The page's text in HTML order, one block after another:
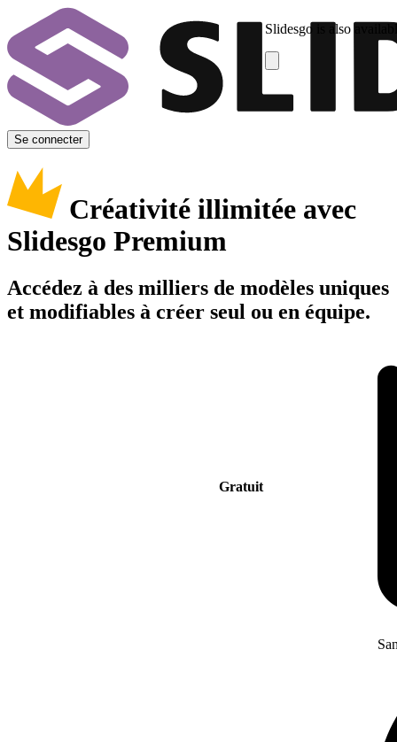
Slidesgo is also
Se connecter
Créativité illimitée avec
Slidesgo Premium
Accédez à des milliers de modèles uniques
et modifiables à créer seul ou en équipe.
Gratuit